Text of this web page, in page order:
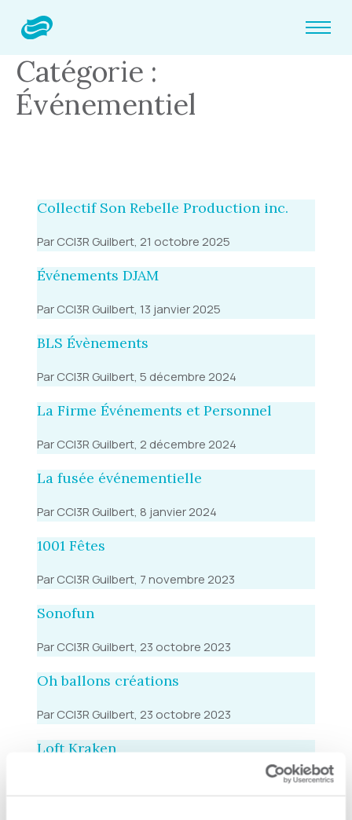
Catégorie :
Événementiel
Collectif Son Rebelle Production inc.
Par CCI3R Guilbert, 21 octobre 2025
Événements DJAM
Par CCI3R Guilbert, 13 janvier 2025
BLS Évènements
Par CCI3R Guilbert, 5 décembre 2024
La Firme Événements et Personnel
Par CCI3R Guilbert, 2 décembre 2024
La fusée événementielle
Par CCI3R Guilbert, 8 janvier 2024
1001 Fêtes
Par CCI3R Guilbert, 7 novembre 2023
Sonofun
Par CCI3R Guilbert, 23 octobre 2023
Oh ballons créations
Par CCI3R Guilbert, 23 octobre 2023
Loft Kraken